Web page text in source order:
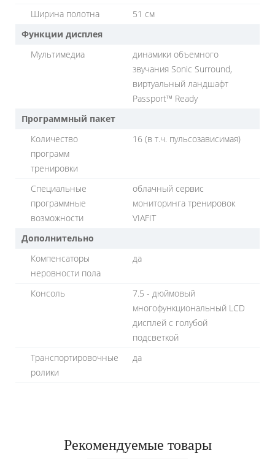
Ширина полотна
51 см
Функции дисплея
Мультимедиа
динамики объемного
звучания Sonic Surround,
виртуальный ландшафт
Passport™ Ready
Программный пакет
Количество
программ
тренировки
16 (в т.ч. пульсозависимая)
Специальные
программные
возможности
облачный сервис
мониторинга тренировок
VIAFIT
Дополнительно
Компенсаторы
неровности пола
да
Консоль
7.5 - дюймовый
многофункциональный LCD
дисплей с голубой
подсветкой
Транспортировочные
ролики
да
Рекомендуемые товары